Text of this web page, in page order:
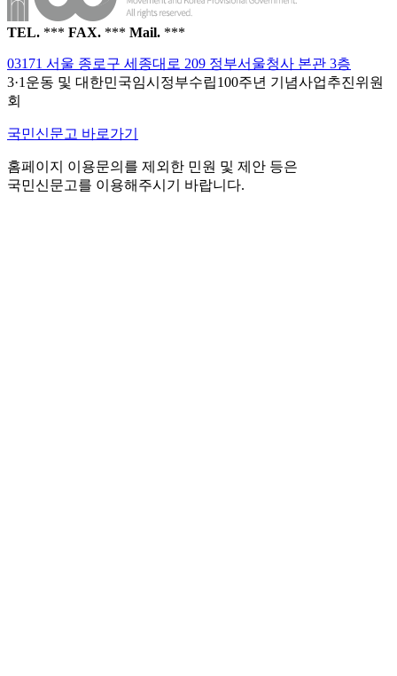
TEL. *** FAX. *** Mail. ***
03171 서울 종로구 세종대로 209 정부서울청사 본관 3층
3·1운동 및 대한민국임시정부수립100주년 기념사업추진위원
회
국민신문고 바로가기
홈페이지 이용문의를 제외한 민원 및 제안 등은
국민신문고를 이용해주시기 바랍니다.